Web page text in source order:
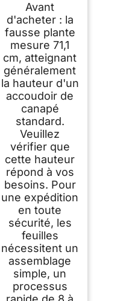
Fausse Plante Idéal
pour la Décoration
de Salon, Chambre,
Bureau et Jardin（1
Pot）
Avant
d'acheter : la
fausse plante
mesure 71,1
cm, atteignant
généralement
la hauteur d'un
accoudoir de
canapé
standard.
Veuillez
vérifier que
cette hauteur
répond à vos
besoins. Pour
une expédition
en toute
sécurité, les
feuilles
nécessitent un
assemblage
simple, un
processus